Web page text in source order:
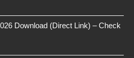
Download (Direct Link) – Check